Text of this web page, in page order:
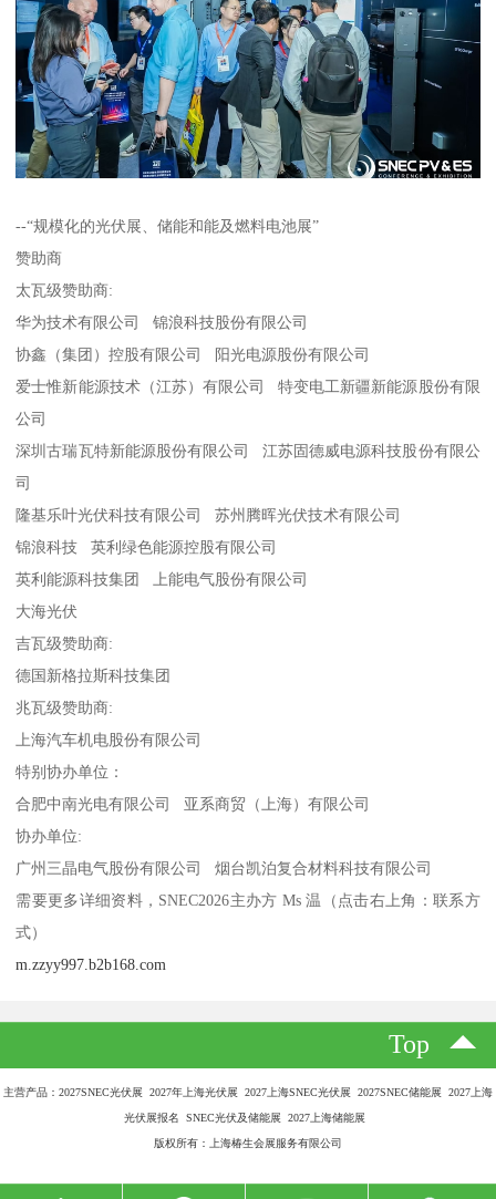
--“规模化的光伏展、储能和能及燃料电池展”
赞助商
太瓦级赞助商:
华为技术有限公司 锦浪科技股份有限公司
协鑫（集团）控股有限公司 阳光电源股份有限公司
爱士惟新能源技术（江苏）有限公司 特变电工新疆新能源股份有限
公司
深圳古瑞瓦特新能源股份有限公司 江苏固德威电源科技股份有限公
司
隆基乐叶光伏科技有限公司 苏州腾晖光伏技术有限公司
锦浪科技 英利绿色能源控股有限公司
英利能源科技集团 上能电气股份有限公司
大海光伏
吉瓦级赞助商:
德国新格拉斯科技集团
兆瓦级赞助商:
上海汽车机电股份有限公司
特别协办单位：
合肥中南光电有限公司 亚系商贸（上海）有限公司
协办单位:
广州三晶电气股份有限公司 烟台凯泊复合材料科技有限公司
需要更多详细资料，SNEC2026主办方 Ms 温（点击右上角：联系方
式）
m.zzyy997.b2b168.com
Top
主营产品：2027SNEC光伏展 2027年上海光伏展 2027上海SNEC光伏展 2027SNEC储能展 2027上海
光伏展报名 SNEC光伏及储能展 2027上海储能展
版权所有：上海椿生会展服务有限公司